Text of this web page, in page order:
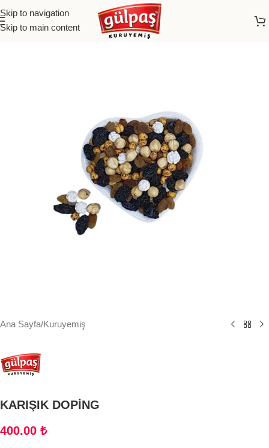
Skip to navigation
Skip to main content
Ana Sayfa/Kuruyemiş
KARIŞIK DOPİNG
400.00 ₺